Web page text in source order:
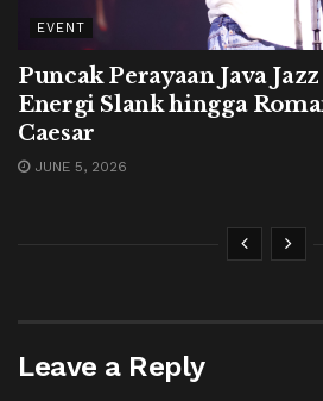
EVENT
Puncak Perayaan Java
Energi Slank hingga
Caesar
JUNE 5, 2026
Leave a Reply